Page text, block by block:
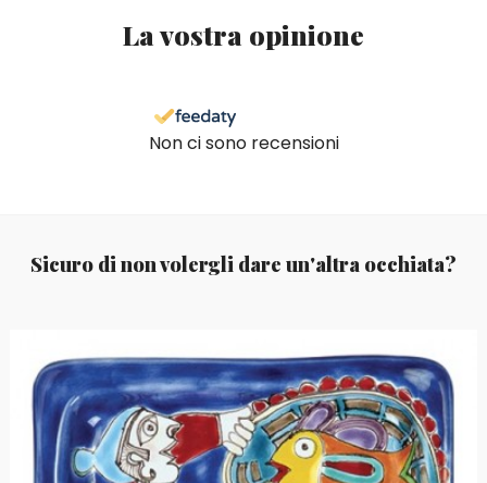
La vostra opinione
Non ci sono recensioni
Sicuro di non volergli dare un'altra occhiata?